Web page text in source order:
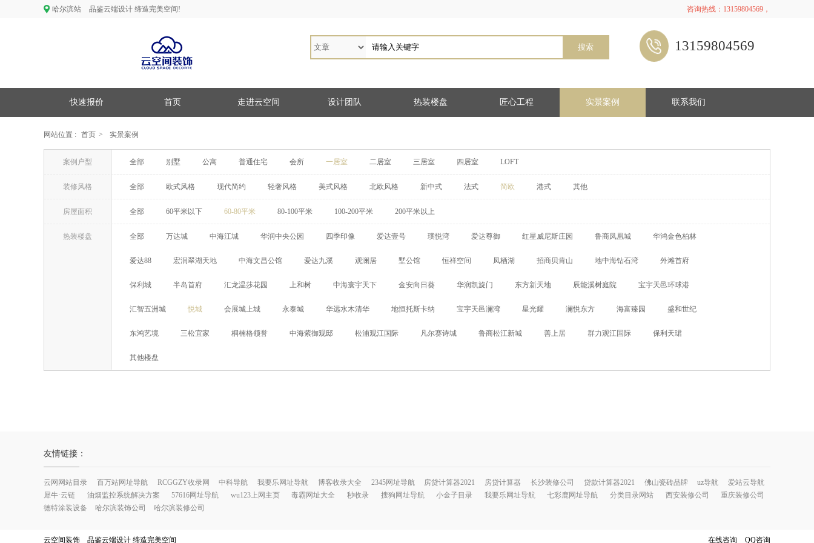
哈尔滨站 品鉴云端设计 缔造完美空间! 咨询热线：13159804569，
搜索 13159804569
快速报价 首页 走进云空间 设计团队 热装楼盘 匠心工程 实景案例 联系我们
网站位置 : 首页 > 实景案例
案例户型 全部 别墅 公寓 普通住宅 会所 一居室 二居室 三居室 四居室 LOFT
装修风格 全部 欧式风格 现代简约 轻奢风格 美式风格 北欧风格 新中式 法式 简欧 港式 其他
房屋面积 全部 60平米以下 60-80平米 80-100平米 100-200平米 200平米以上
热装楼盘 全部 万达城 中海江城 华润中央公园 四季印像 爱达壹号 璞悦湾 爱达尊御 红星威尼斯庄园 鲁商凤凰城 华鸿金色柏林
爱达88 宏润翠湖天地 中海文昌公馆 爱达九溪 观澜居 墅公馆 恒祥空间 凤栖湖 招商贝肯山 地中海钻石湾 外滩首府
保利城 半岛首府 汇龙温莎花园 上和树 中海寰宇天下 金安向日葵 华润凯旋门 东方新天地 辰能溪树庭院 宝宇天邑环球港
汇智五洲城 悦城 会展城上城 永泰城 华远水木清华 地恒托斯卡纳 宝宇天邑澜湾 星光耀 澜悦东方 海富臻园 盛和世纪
东鸿艺境 三松宜家 桐楠格领誉 中海紫御观邸 松浦观江国际 凡尔赛诗城 鲁商松江新城 善上居 群力观江国际 保利天珺
其他楼盘
友情链接：
云网网站目录 百万站网址导航 RCGGZY收录网 中科导航 我要乐网址导航 博客收录大全 2345网址导航 房贷计算器2021 房贷计算器 长沙装修公司 贷款计算器2021 佛山瓷砖品牌 uz导航
爱站云导航
犀牛·云链
油烟监控系统解决方案 57616网址导航 wu123上网主页 毒霸网址大全 秒收录 搜狗网址导航 小金子目录 我要乐网址导航 七彩鹿网址导航 分类目录网站 西安装修公司
重庆装修公司
德特涂装设备
哈尔滨装饰公司 哈尔滨装修公司
云空间装饰 品鉴云端设计 缔造完美空间 在线咨询 QQ咨询